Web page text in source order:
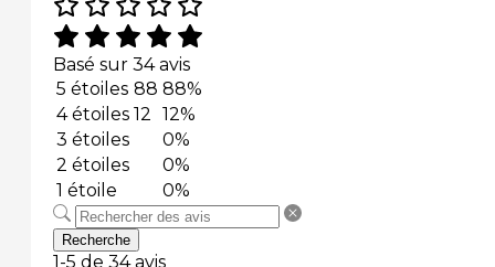
Basé sur 34 avis
5 étoiles 88 88%
4 étoiles 12 12%
3 étoiles
0%
2 étoiles
0%
1 étoile
0%
Recherche
1-5 de 34 avis